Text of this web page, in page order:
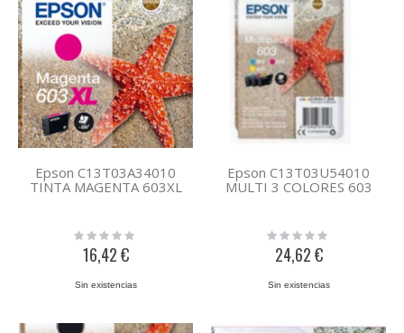
Epson C13T03A34010
TINTA MAGENTA 603XL
Rating:
16,42 €
Sin existencias
Epson C13T03U54010
MULTI 3 COLORES 603
Rating:
24,62 €
Sin existencias